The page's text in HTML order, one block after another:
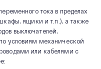
тока в пределах
ящики и т.п.), а также
выключателей,
условиям механической
или кабелями с